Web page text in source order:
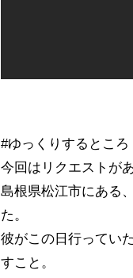
#ゆっくりするとこ
今回はリクエストが
島根県松江市にある
た。
彼がこの日行ってい
すこと。